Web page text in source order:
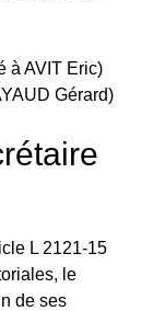
à AVIT Eric)
Gérard)
L 2121-15
le
de ses